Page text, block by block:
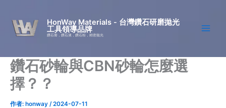
HonWay Materials - 台灣鑽石研磨拋光
工具領導品牌
鑽石膏，鑽石液，鑽石粉，精密拋光
鑽石砂輪與CBN砂輪怎麼選
擇？？
作者: honway /2024-07-11